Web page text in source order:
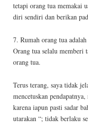
tetapi orang tua memakai
diri sendiri dan berikan
7. Rumah orang tua
Orang tua selalu memberi
orang tua.
Terus terang, saya tidak
mencetuskan
karena iapun pasti sadar
utarakan “; tidak berlaku